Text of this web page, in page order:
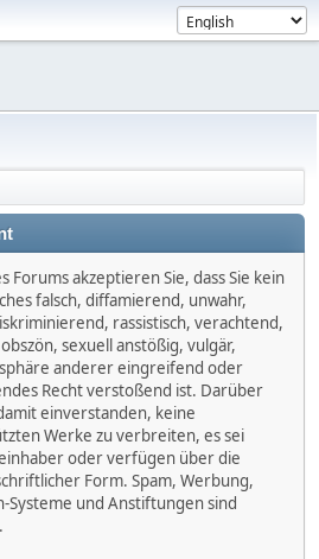
Forums akzeptieren Sie, dass Sie kein
falsch, diffamierend, unwahr,
rassistisch, verachtend,
sexuell anstößig, vulgär,
anderer eingreifend oder
Recht verstoßend ist. Darüber
einverstanden, keine
Werke zu verbreiten, es sei
oder verfügen über die
Form. Spam, Werbung,
und Anstiftungen sind